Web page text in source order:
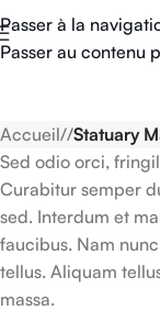
Passer à la
Passer au contenu
Accueil//Statuary
Sed odio orci,
Curabitur semper
sed. Interdum et
faucibus. Nam
tellus. Aliquam
massa.